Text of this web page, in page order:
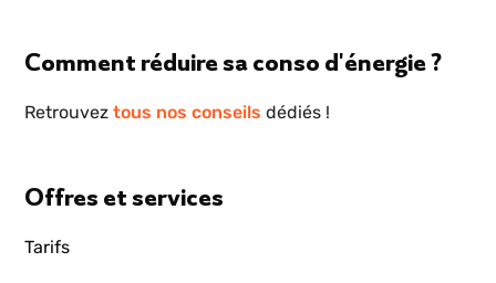
Comment réduire sa conso d'énergie ?
Retrouveztous nos conseils dédiés !
Offres et services
Tarifs